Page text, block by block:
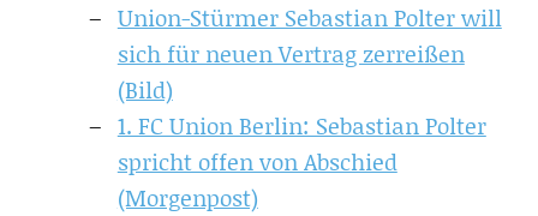
Union-Stürmer Sebastian Polter will
sich für neuen Vertrag zerreißen
(Bild)
1. FC Union Berlin: Sebastian Polter
spricht offen von Abschied
(Morgenpost)